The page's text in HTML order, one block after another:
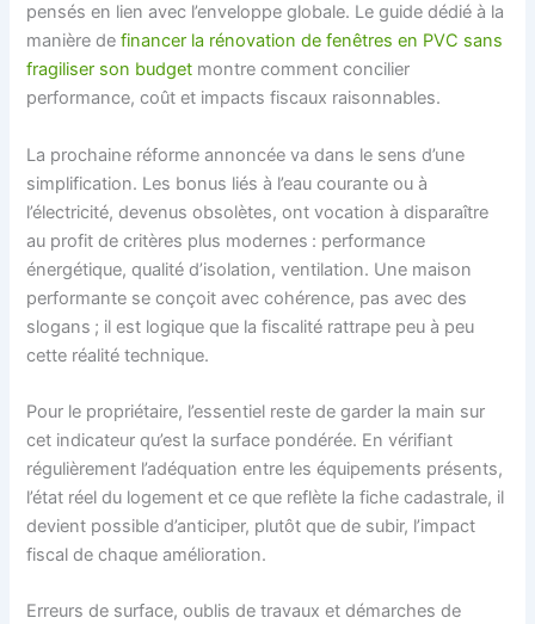
pensés en lien avec l’enveloppe globale. Le guide dédié à la
manière definancer la rénovation de fenêtres en PVC sans
fragiliser son budget montre comment concilier
performance, coût et impacts fiscaux raisonnables.
La prochaine réforme annoncée va dans le sens d’une
simplification. Les bonus liés à l’eau courante ou à
l’électricité, devenus obsolètes, ont vocation à disparaître
au profit de critères plus modernes : performance
énergétique, qualité d’isolation, ventilation. Une maison
performante se conçoit avec cohérence, pas avec des
slogans ; il est logique que la fiscalité rattrape peu à peu
cette réalité technique.
Pour le propriétaire, l’essentiel reste de garder la main sur
cet indicateur qu’est la surface pondérée. En vérifiant
régulièrement l’adéquation entre les équipements présents,
l’état réel du logement et ce que reflète la fiche cadastrale, il
devient possible d’anticiper, plutôt que de subir, l’impact
fiscal de chaque amélioration.
Erreurs de surface, oublis de travaux et démarches de